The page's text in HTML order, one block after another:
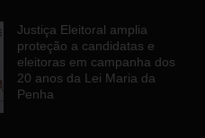
Justiça Eleitoral amplia
proteção a candidatas e
eleitoras em campanha dos
20 anos da Lei Maria da
Penha